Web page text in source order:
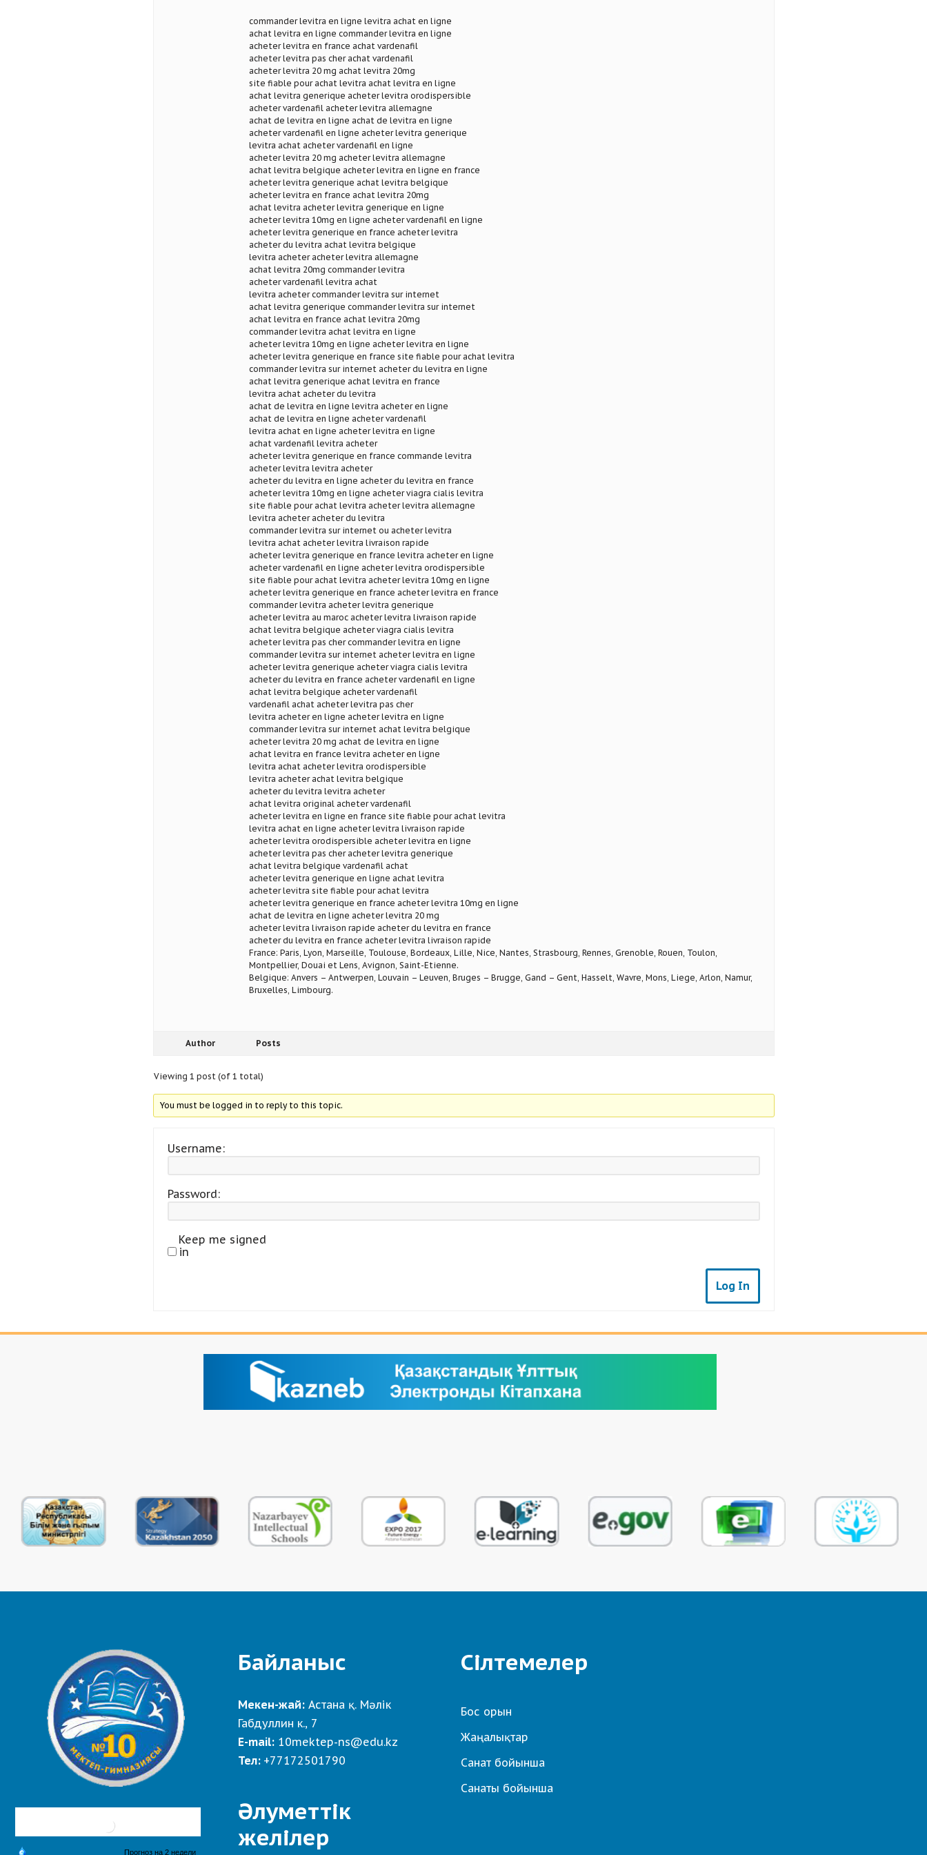
commander levitra en ligne levitra achat en ligne
achat levitra en ligne commander levitra en ligne
acheter levitra en france achat vardenafil
acheter levitra pas cher achat vardenafil
acheter levitra 20 mg achat levitra 20mg
site fiable pour achat levitra achat levitra en ligne
achat levitra generique acheter levitra orodispersible
acheter vardenafil acheter levitra allemagne
achat de levitra en ligne achat de levitra en ligne
acheter vardenafil en ligne acheter levitra generique
levitra achat acheter vardenafil en ligne
acheter levitra 20 mg acheter levitra allemagne
achat levitra belgique acheter levitra en ligne en france
acheter levitra generique achat levitra belgique
acheter levitra en france achat levitra 20mg
achat levitra acheter levitra generique en ligne
acheter levitra 10mg en ligne acheter vardenafil en ligne
acheter levitra generique en france acheter levitra
acheter du levitra achat levitra belgique
levitra acheter acheter levitra allemagne
achat levitra 20mg commander levitra
acheter vardenafil levitra achat
levitra acheter commander levitra sur internet
achat levitra generique commander levitra sur internet
achat levitra en france achat levitra 20mg
commander levitra achat levitra en ligne
acheter levitra 10mg en ligne acheter levitra en ligne
acheter levitra generique en france site fiable pour achat levitra
commander levitra sur internet acheter du levitra en ligne
achat levitra generique achat levitra en france
levitra achat acheter du levitra
achat de levitra en ligne levitra acheter en ligne
achat de levitra en ligne acheter vardenafil
levitra achat en ligne acheter levitra en ligne
achat vardenafil levitra acheter
acheter levitra generique en france commande levitra
acheter levitra levitra acheter
acheter du levitra en ligne acheter du levitra en france
acheter levitra 10mg en ligne acheter viagra cialis levitra
site fiable pour achat levitra acheter levitra allemagne
levitra acheter acheter du levitra
commander levitra sur internet ou acheter levitra
levitra achat acheter levitra livraison rapide
acheter levitra generique en france levitra acheter en ligne
acheter vardenafil en ligne acheter levitra orodispersible
site fiable pour achat levitra acheter levitra 10mg en ligne
acheter levitra generique en france acheter levitra en france
commander levitra acheter levitra generique
acheter levitra au maroc acheter levitra livraison rapide
achat levitra belgique acheter viagra cialis levitra
acheter levitra pas cher commander levitra en ligne
commander levitra sur internet acheter levitra en ligne
acheter levitra generique acheter viagra cialis levitra
acheter du levitra en france acheter vardenafil en ligne
achat levitra belgique acheter vardenafil
vardenafil achat acheter levitra pas cher
levitra acheter en ligne acheter levitra en ligne
commander levitra sur internet achat levitra belgique
acheter levitra 20 mg achat de levitra en ligne
achat levitra en france levitra acheter en ligne
levitra achat acheter levitra orodispersible
levitra acheter achat levitra belgique
acheter du levitra levitra acheter
achat levitra original acheter vardenafil
acheter levitra en ligne en france site fiable pour achat levitra
levitra achat en ligne acheter levitra livraison rapide
acheter levitra orodispersible acheter levitra en ligne
acheter levitra pas cher acheter levitra generique
achat levitra belgique vardenafil achat
acheter levitra generique en ligne achat levitra
acheter levitra site fiable pour achat levitra
acheter levitra generique en france acheter levitra 10mg en ligne
achat de levitra en ligne acheter levitra 20 mg
acheter levitra livraison rapide acheter du levitra en france
acheter du levitra en france acheter levitra livraison rapide
France: Paris, Lyon, Marseille, Toulouse, Bordeaux, Lille, Nice, Nantes, Strasbourg, Rennes, Grenoble, Rouen, Toulon,
Montpellier, Douai et Lens, Avignon, Saint-Etienne.
Belgique: Anvers – Antwerpen, Louvain – Leuven, Bruges – Brugge, Gand – Gent, Hasselt, Wavre, Mons, Liege, Arlon, Namur,
Bruxelles, Limbourg.
Author Posts
Viewing 1 post (of 1 total)
You must be logged in to reply to this topic.
Username:
Password:
Keep me signed
in
Log In
Байланыс
Мекен-жай: Астана қ. Мәлік
Габдуллин к., 7
E-mail: 10mektep-ns@edu.kz
Тел: +77172501790
Әлуметтік
желілер
Сілтемелер
Бос орын
Жаңалықтар
Санат бойынша
Санаты бойынша